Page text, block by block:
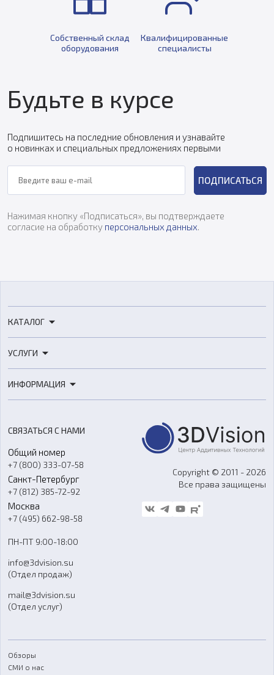
Собственный склад
оборудования
Квалифицированные
специалисты
Будьте в курсе
Подпишитесь на последние обновления и узнавайте
о новинках и специальных предложениях первыми
ПОДПИСАТЬСЯ
Нажимая кнопку «Подписаться», вы подтверждаете
согласие на обработку персональных данных.
КАТАЛОГ
3D-сканеры
Расходные материалы
Оборудование и материалы для вакуумного литья
Аксессуары и прочее оборудование
Программное обеспечение
УСЛУГИ
3D-моделирование
Ремонт и услуги
ИНФОРМАЦИЯ
О компании
Контакты
Гос. закупки
Стать дилером
Блог
FAQ
СВЯЗАТЬСЯ С НАМИ
Общий номер
+7 (800) 333-07-58
Санкт-Петербург
+7 (812) 385-72-92
Москва
+7 (495) 662-98-58
ПН-ПТ 9:00-18:00
info@3dvision.su
(Отдел продаж)
mail@3dvision.su
(Отдел услуг)
Copyright © 2011 - 2026
Все права защищены
Обзоры
СМИ о нас